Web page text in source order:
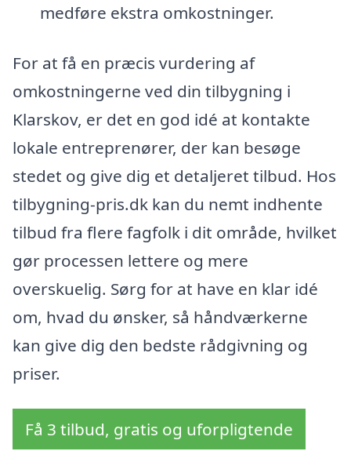
medføre ekstra omkostninger.
For at få en præcis vurdering af
omkostningerne ved din tilbygning i
Klarskov, er det en god idé at kontakte
lokale entreprenører, der kan besøge
stedet og give dig et detaljeret tilbud. Hos
tilbygning-pris.dk kan du nemt indhente
tilbud fra flere fagfolk i dit område, hvilket
gør processen lettere og mere
overskuelig. Sørg for at have en klar idé
om, hvad du ønsker, så håndværkerne
kan give dig den bedste rådgivning og
priser.
Få 3 tilbud, gratis og uforpligtende